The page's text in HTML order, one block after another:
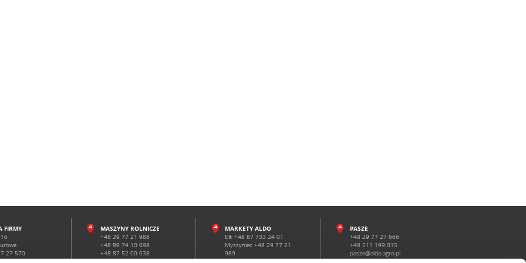
FIRMY
27 570
MASZYNY ROLNICZE
+48 29 77 21 988
+48 89 74 10 098
+48 87 52 00 038
+48 519 494 664
MARKETY ALDO
Ełk +48 87 733 24 01
Myszyniec +48 29 77 21
989
Surowe +48 29 77 27
PASZE
+48 29 77 27 666
+48 511 199 015
pasze@aldo.agro.pl